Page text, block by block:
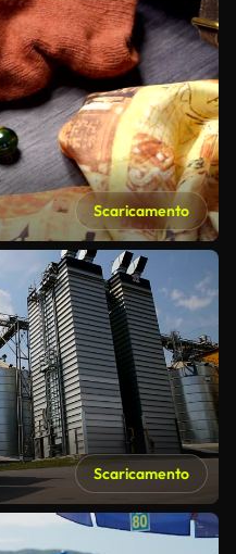
Scaricamento
Scaricamento